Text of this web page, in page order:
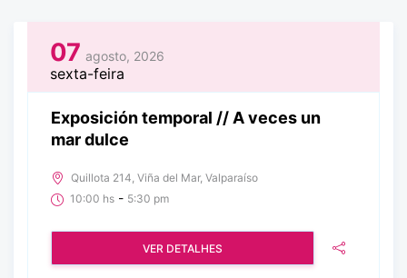
07 agosto, 2026
sexta-feira
Exposición temporal // A veces un
mar dulce
Quillota 214, Viña del Mar, Valparaíso
10:00 hs - 5:30 pm
VER DETALHES